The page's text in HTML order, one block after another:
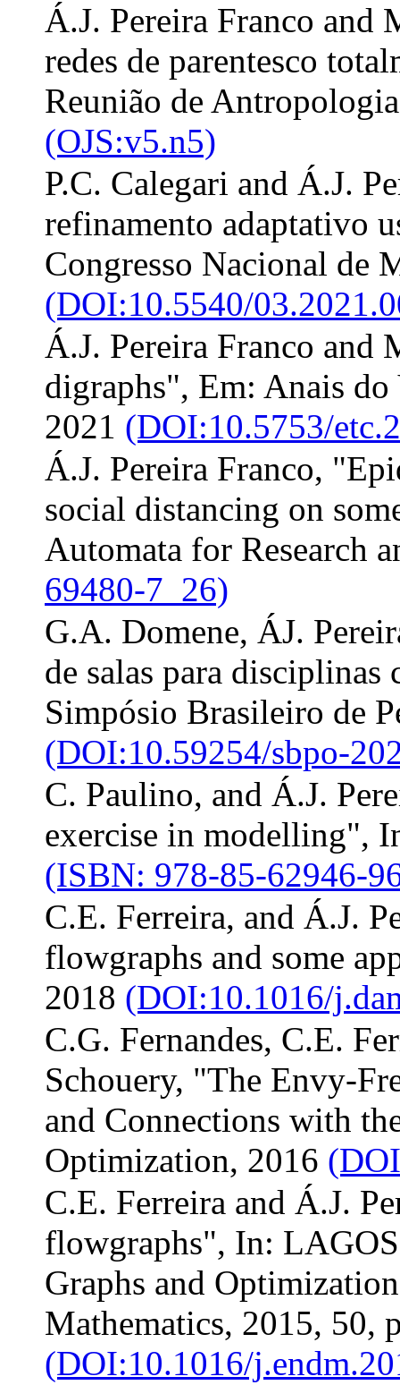
Á.J. Pereira Franco and
redes de parentesco
Reunião de
(OJS:v5.n5)
P.C. Calegari and Á.J.
refinamento adaptativo
Congresso Nacional de
(DOI:10.5540/
Á.J. Pereira Franco and
digraphs", Em: Anais
2021 (DOI:10.5753/
Á.J. Pereira Franco,
social distancing on
Automata for Research
69480-7_26)
G.A. Domene, ÁJ.
de salas para
Simpósio Brasileiro de
(DOI:10.59254/sbpo-
C. Paulino, and Á.J.
exercise in modelling",
(ISBN: 978-85-62946-
C.E. Ferreira, and Á.J.
flowgraphs and some
2018 (DOI:10.1016/
C.G. Fernandes, C.E.
Schouery, "The Envy-
and Connections with
Optimization, 2016
C.E. Ferreira and Á.J.
flowgraphs", In:
Graphs and
Mathematics, 2015, 50,
(DOI:10.1016/